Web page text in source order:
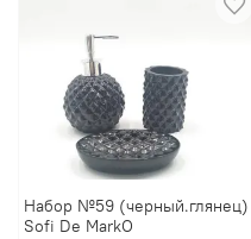
Набор №59 (черный.глянец)
Sofi De MarkO